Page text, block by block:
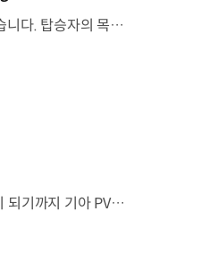
기아 PV5 WAV는 교통약자의 일상을 기준으로이동 과정을 다시 설계했습니다. 탑승자의 목적에 맞게 확장되는 모빌리티, PV5 WAV 개발 스토리를 영상으로 확인해 보세요. #현대자동차그룹 #TheMovingRoom #기아 #PV5 #PV5WAV #PBV #목적기반모빌리티
“이 방이 통째로 움직였으면 좋겠다”그림 속에서만 그리던 여행이 현실이 되기까지 기아 PV5 WAV는 필요한 의료 장비를 싣고가족과 한 공간에서 함께 떠날 수 있도록이동의 경험을 다시 설계했습니다. 같은 풍경을 보고, 같은 순간을 나누는 일현대자동차그룹은 모두를 위한 이동을 만들어갑니다. #현대자동차그룹 #TheMovingRoom #PV5 #기아 #목적기반모빌리티 #PV5WAV #PBV